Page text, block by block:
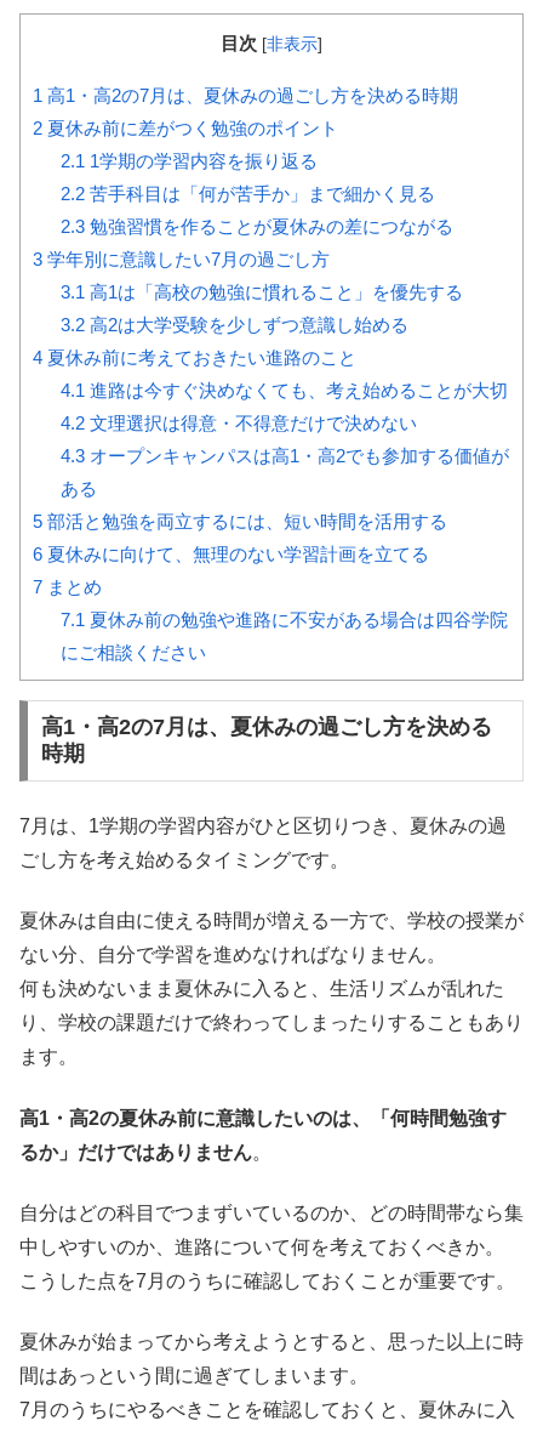
目次 [非表示]
1 高1・高2の7月は、夏休みの過ごし方を決める時期
2 夏休み前に差がつく勉強のポイント
2.1 1学期の学習内容を振り返る
2.2苦手科目は「何が苦手か」まで細かく見る
2.3勉強習慣を作ることが夏休みの差につながる
3 学年別に意識したい7月の過ごし方
3.1 高1は「高校の勉強に慣れること」を優先する
3.2高2は大学受験を少しずつ意識し始める
4 夏休み前に考えておきたい進路のこと
4.1 進路は今すぐ決めなくても、考え始めることが大切
4.2文理選択は得意・不得意だけで決めない
4.3オープンキャンパスは高1・高2でも参加する価値が
ある
5 部活と勉強を両立するには、短い時間を活用する
6 夏休みに向けて、無理のない学習計画を立てる
7 まとめ
7.1 夏休み前の勉強や進路に不安がある場合は四谷学院
にご相談ください
高1・高2の7月は、夏休みの過ごし方を決める
時期
7月は、1学期の学習内容がひと区切りつき、夏休みの過
ごし方を考え始めるタイミングです。
夏休みは自由に使える時間が増える一方で、学校の授業が
ない分、自分で学習を進めなければなりません。
何も決めないまま夏休みに入ると、生活リズムが乱れた
り、学校の課題だけで終わってしまったりすることもあり
ます。
高1・高2の夏休み前に意識したいのは、「何時間勉強す
るか」だけではありません。
自分はどの科目でつまずいているのか、どの時間帯なら集
中しやすいのか、進路について何を考えておくべきか。
こうした点を7月のうちに確認しておくことが重要です。
夏休みが始まってから考えようとすると、思った以上に時
間はあっという間に過ぎてしまいます。
7月のうちにやるべきことを確認しておくと、夏休みに入